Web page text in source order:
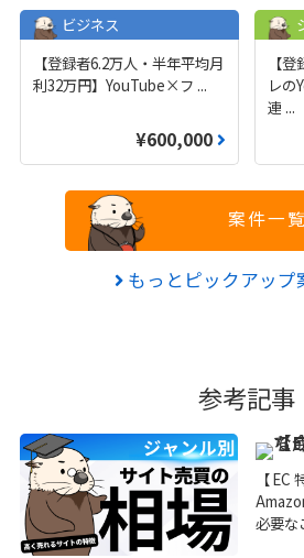
ビジネス
【登録者6.2万人・半年平均月
利32万円】YouTube×フ ...
¥600,000
【
レの
連 ...
案件一覧
もっとピックアップ
参考記事
【
必要な